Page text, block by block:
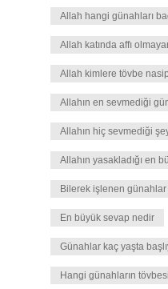
Allah hangi günahları
Allah katında affı
Allah kimlere tövbe
Allahın en sevmediği
Allahın hiç sevmediği
Allahın yasakladığı en
Bilerek işlenen
En büyük sevap nedir
Günahlar kaç yaşta
Hangi günahların